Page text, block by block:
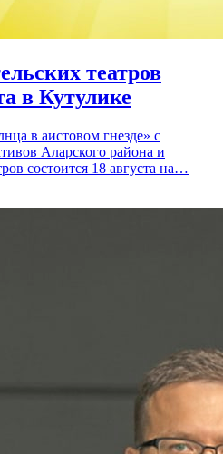
театров
в Кутулике
в аистовом гнезде» с
Аларского района и
состоится 18 августа на…